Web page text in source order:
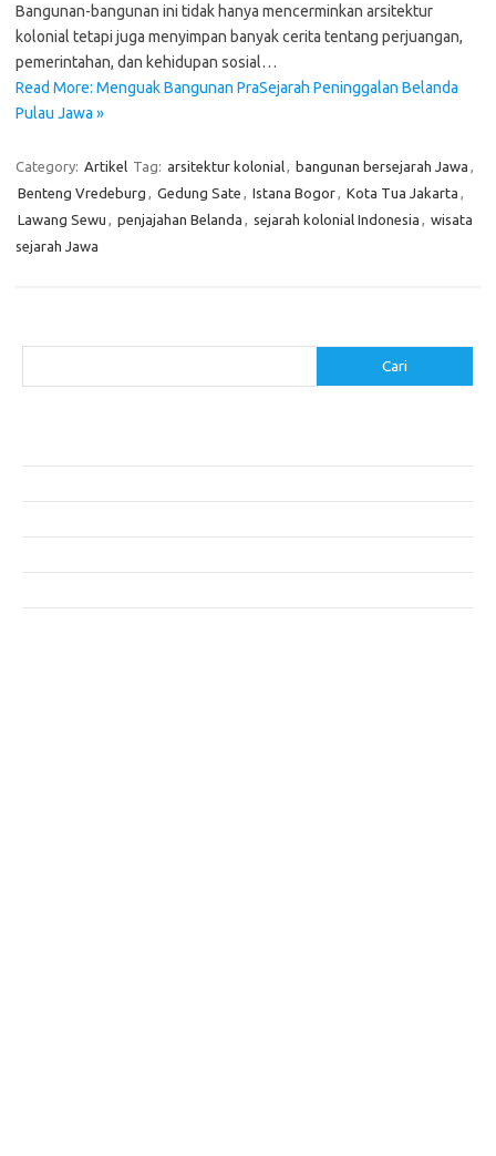
Bangunan-bangunan ini tidak hanya mencerminkan arsitektur
kolonial tetapi juga menyimpan banyak cerita tentang perjuangan,
pemerintahan, dan kehidupan sosial…
Read More: Menguak Bangunan PraSejarah Peninggalan Belanda
Pulau Jawa »
Category: Artikel Tag: arsitektur kolonial, bangunan bersejarah Jawa ,
Benteng Vredeburg , Gedung Sate , Istana Bogor, Kota Tua Jakarta ,
Lawang Sewu , penjajahan Belanda , sejarah kolonial Indonesia , wisata
sejarah Jawa
Cari